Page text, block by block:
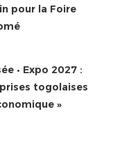
pour la Foire
• Expo 2027 :
togolaises
»